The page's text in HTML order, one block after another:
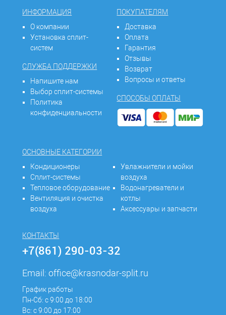
ИНФОРМАЦИЯ
О компании
Установка сплит-
систем
СЛУЖБА ПОДДЕРЖКИ
Напишите нам
Выбор сплит-системы
Политика
конфиденциальности
ПОКУПАТЕЛЯМ
Доставка
Оплата
Гарантия
Отзывы
Возврат
Вопросы и ответы
СПОСОБЫ ОПЛАТЫ
ОСНОВНЫЕ КАТЕГОРИИ
Кондиционеры
Сплит-системы
Тепловое оборудование
Вентиляция и очистка
воздуха
Увлажнители и мойки
воздуха
Водонагреватели и
котлы
Аксессуары и запчасти
КОНТАКТЫ
+7(861) 290-03-32
Email:office@krasnodar-split.ru
График работы
Пн-Сб: с 9:00 до 18:00
Вс: с 9:00 до 17:00